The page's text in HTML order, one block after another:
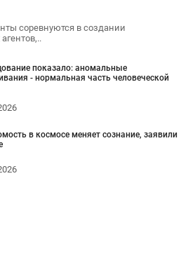
соревнуются в создании
показало: аномальные
- нормальная часть человеческой
в космосе меняет сознание, заявили